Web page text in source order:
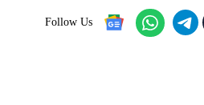
Follow Us